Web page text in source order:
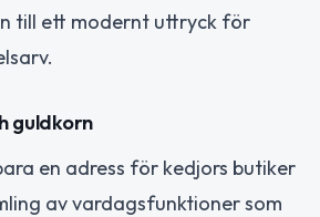
till ett modernt uttryck för
guldkorn
en adress för kedjors butiker
av vardagsfunktioner som